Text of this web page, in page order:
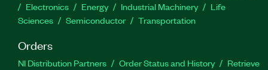
Electronics
Energy Industrial Machinery
Life
Sciences
Semiconductor Transportation
Orders
NI Distribution Partners Order Status and History
Retrieve